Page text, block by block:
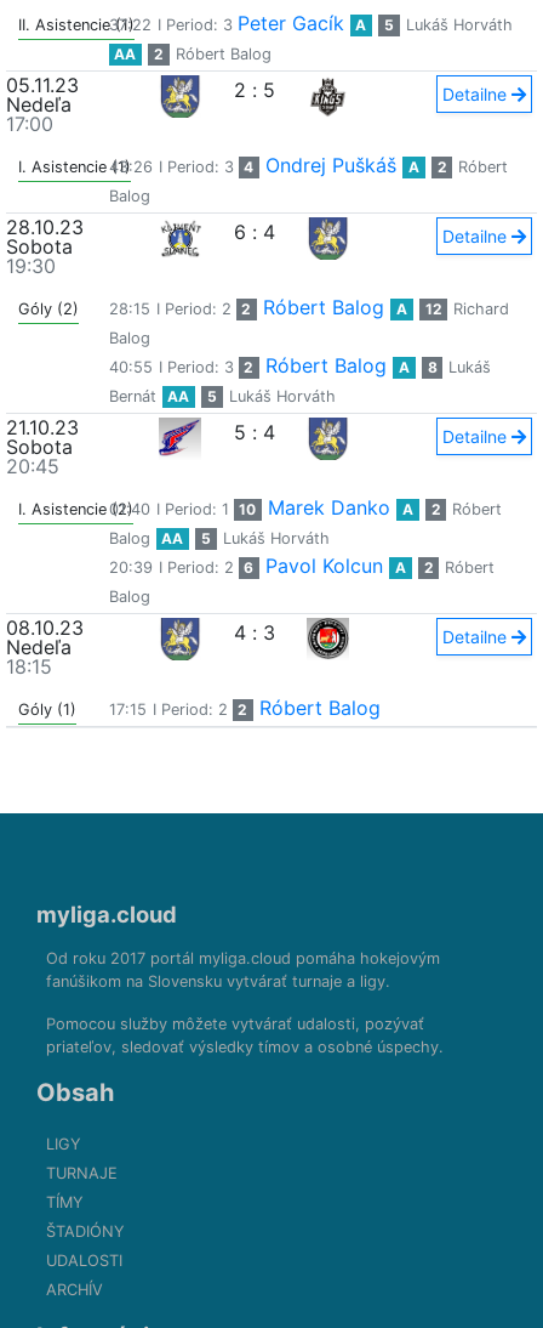
II. Asistencie (1)
37:22 I Period: 3 Peter Gacík A 5
Lukáš Horváth
AA
2 Róbert Balog
05.11.23
Nedeľa
17:00
2 : 5 Detailne
I. Asistencie (1)43:26 I Period: 3 4 Ondrej Puškáš A 2
Róbert
Balog
28.10.23
Sobota
19:30
6 : 4 Detailne
Góly (2) 28:15 I Period: 2 2 Róbert Balog A 12
Richard
Balog
40:55 I Period: 3 2 Róbert Balog A 8
Lukáš
Bernát
AA 5 Lukáš Horváth
21.10.23
Sobota
20:45
5 : 4 Detailne
I. Asistencie (2)
01:40 I Period: 1 10 Marek Danko A 2
Róbert
Balog
AA 5
Lukáš Horváth
20:39 I Period: 2 6 Pavol Kolcun A 2
Róbert
Balog
08.10.23
Nedeľa
18:15
4 : 3 Detailne
Góly (1) 17:15 I Period: 2 2 Róbert Balog
myliga.cloud
Od roku 2017 portál myliga.cloud pomáha hokejovým
fanúšikom na Slovensku vytvárať turnaje a ligy.
Pomocou služby môžete vytvárať udalosti, pozývať
priateľov, sledovať výsledky tímov a osobné úspechy.
Obsah
LIGY
TURNAJE
TÍMY
ŠTADIÓNY
UDALOSTI
ARCHÍV